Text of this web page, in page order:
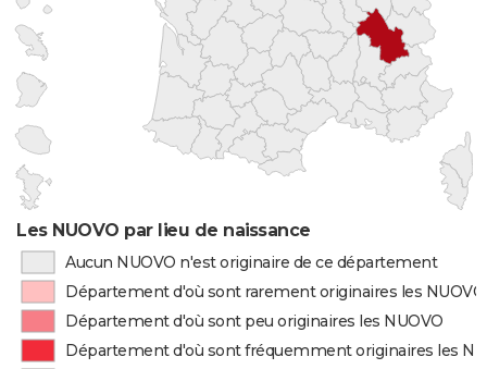
Les NUOVO par lieu de naissance
Aucun NUOVO n'est originaire de ce département
Département d'où sont rarement originaires les NUOVO
Département d'où sont peu originaires les NUOVO
Département d'où sont fréquemment originaires les